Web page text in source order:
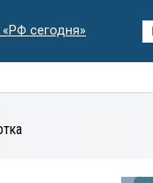
сегодня»